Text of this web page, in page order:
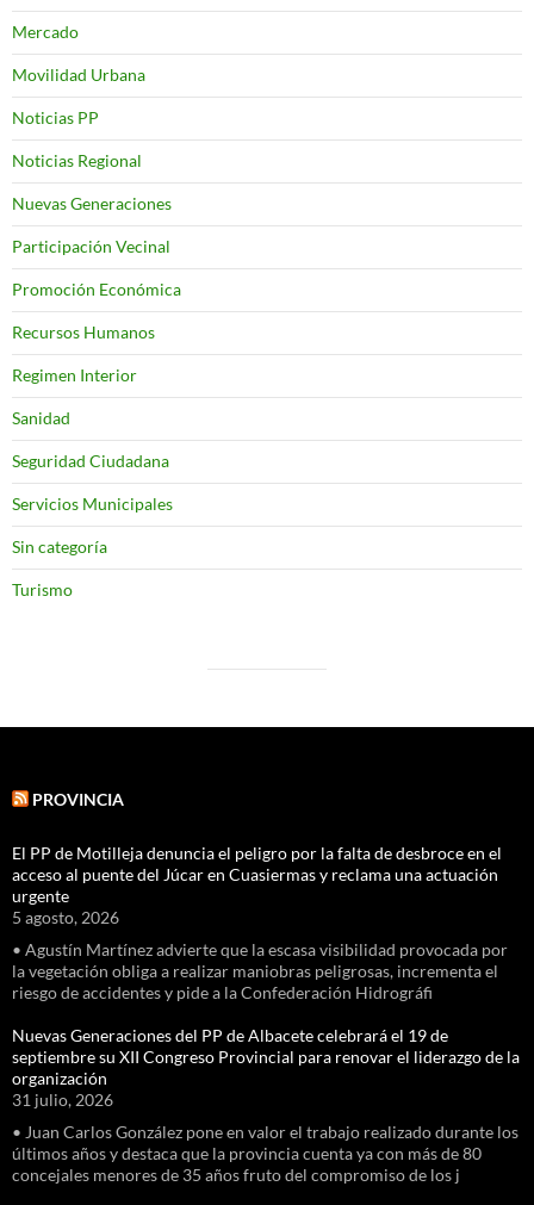
Mercado
Movilidad Urbana
Noticias PP
Noticias Regional
Nuevas Generaciones
Participación Vecinal
Promoción Económica
Recursos Humanos
Regimen Interior
Sanidad
Seguridad Ciudadana
Servicios Municipales
Sin categoría
Turismo
PROVINCIA
El PP de Motilleja denuncia el peligro por la falta de desbroce en el
acceso al puente del Júcar en Cuasiermas y reclama una actuación
urgente
5 agosto, 2026
• Agustín Martínez advierte que la escasa visibilidad provocada por
la vegetación obliga a realizar maniobras peligrosas, incrementa el
riesgo de accidentes y pide a la Confederación Hidrográfi
Nuevas Generaciones del PP de Albacete celebrará el 19 de
septiembre su XII Congreso Provincial para renovar el liderazgo de la
organización
31 julio, 2026
• Juan Carlos González pone en valor el trabajo realizado durante los
últimos años y destaca que la provincia cuenta ya con más de 80
concejales menores de 35 años fruto del compromiso de los j